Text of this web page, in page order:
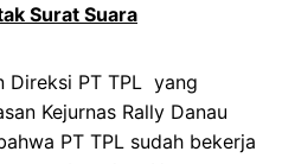
Surat Suara
Direksi PT TPL yang
Kejurnas Rally Danau
PT TPL sudah bekerja